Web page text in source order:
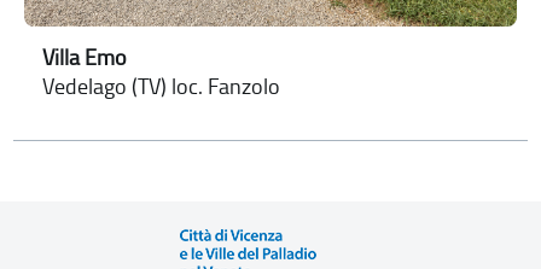
Villa Emo
Vedelago (TV) loc. Fanzolo